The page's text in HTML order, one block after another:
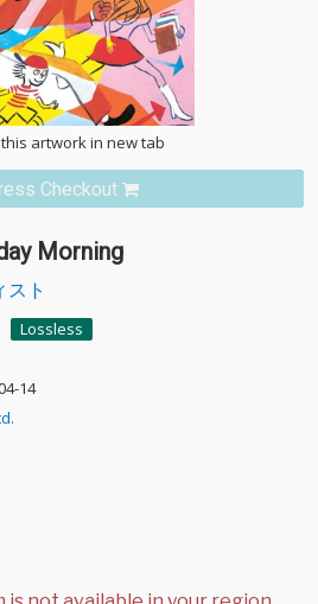
artwork in new tab
Checkout
Morning
ト
Lossless
14